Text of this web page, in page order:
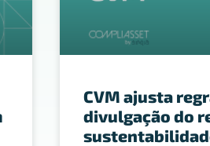
CVM ajusta
divulgação do